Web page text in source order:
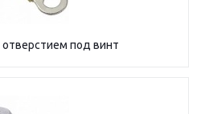
отверстием под винт